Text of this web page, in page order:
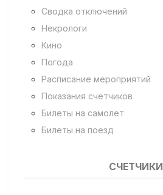
Сводка отключений
Некрологи
Кино
Погода
Расписание мероприятий
Показания счетчиков
Билеты на самолет
Билеты на поезд
СЧЕТЧИКИ